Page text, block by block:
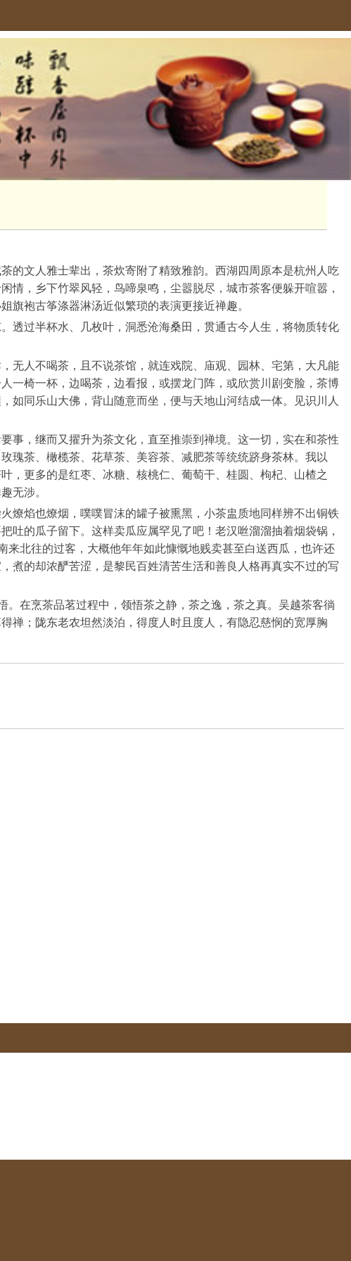
的文人雅士辈出，茶炊寄附了精致雅韵。西湖四周原本是杭州人吃
，乡下竹翠风轻，鸟啼泉鸣，尘嚣脱尽，城市茶客便躲开喧嚣，
旗袍古筝涤器淋汤近似繁琐的表演更接近禅趣。
透过半杯水、几枚叶，洞悉沧海桑田，贯通古今人生，将物质转化
无人不喝茶，且不说茶馆，就连戏院、庙观、园林、宅第，大凡能
一椅一杯，边喝茶，边看报，或摆龙门阵，或欣赏川剧变脸，茶博
如同乐山大佛，背山随意而坐，便与天地山河结成一体。见识川人
事，继而又擢升为茶文化，直至推崇到禅境。这一切，实在和茶性
瑰茶、橄榄茶、花草茶、美容茶、减肥茶等统统跻身茶林。我以
，更多的是红枣、冰糖、核桃仁、葡萄干、桂圆、枸杞、山楂之
无涉。
燎焰也燎烟，噗噗冒沫的罐子被熏黑，小茶盅质地同样辨不出铜铁
的瓜子留下。这样卖瓜应属罕见了吧！老汉咝溜溜抽着烟袋锅，
来北往的过客，大概他年年如此慷慨地贱卖甚至白送西瓜，也许还
煮的却浓酽苦涩，是黎民百姓清苦生活和善良人格再真实不过的写
。在烹茶品茗过程中，领悟茶之静，茶之逸，茶之真。吴越茶客徜
禅；陇东老农坦然淡泊，得度人时且度人，有隐忍慈悯的宽厚胸